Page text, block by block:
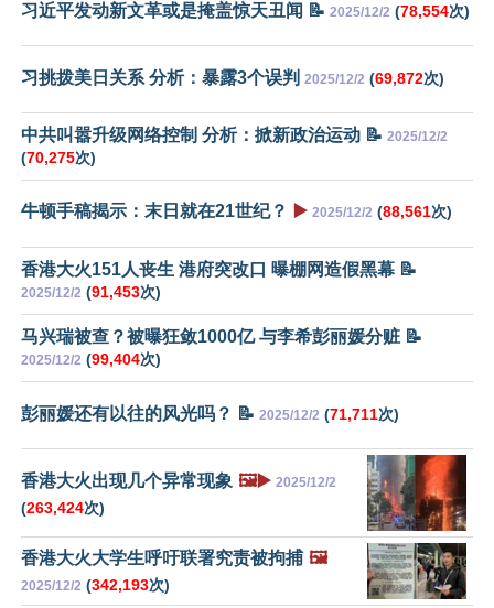
习近平发动新文革或是掩盖惊天丑闻 📝 2025/12/2 (78,554次)
习挑拨美日关系 分析：暴露3个误判 2025/12/2 (69,872次)
中共叫嚣升级网络控制 分析：掀新政治运动 📝 2025/12/2
(70,275次)
牛顿手稿揭示：末日就在21世纪？ ▶️ 2025/12/2 (88,561次)
香港大火151人丧生 港府突改口 曝棚网造假黑幕 📝
2025/12/2 (91,453次)
马兴瑞被查？被曝狂敛1000亿 与李希彭丽媛分赃 📝
2025/12/2 (99,404次)
彭丽媛还有以往的风光吗？ 📝 2025/12/2 (71,711次)
香港大火出现几个异常现象 🖼️▶️ 2025/12/2
(263,424次)
香港大火大学生呼吁联署究责被拘捕 🖼️
2025/12/2 (342,193次)